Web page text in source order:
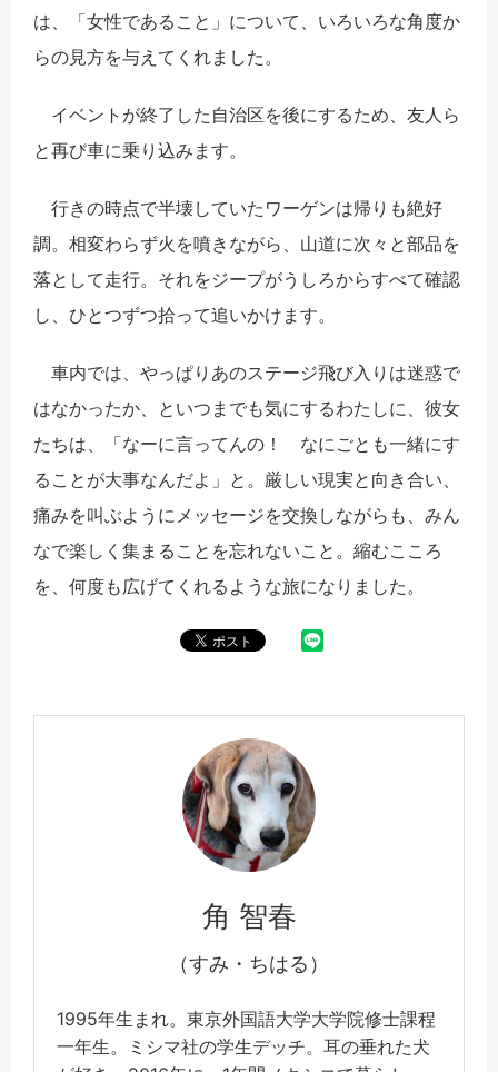
は、「女性であること」について、いろいろな角度か
らの見方を与えてくれました。
イベントが終了した自治区を後にするため、友人ら
と再び車に乗り込みます。
行きの時点で半壊していたワーゲンは帰りも絶好
調。相変わらず火を噴きながら、山道に次々と部品を
落として走行。それをジープがうしろからすべて確認
し、ひとつずつ拾って追いかけます。
車内では、やっぱりあのステージ飛び入りは迷惑で
はなかったか、といつまでも気にするわたしに、彼女
たちは、「なーに言ってんの！ なにごとも一緒にす
ることが大事なんだよ」と。厳しい現実と向き合い、
痛みを叫ぶようにメッセージを交換しながらも、みん
なで楽しく集まることを忘れないこと。縮むこころ
を、何度も広げてくれるような旅になりました。
角 智春
（すみ・ちはる）
1995年生まれ。東京外国語大学大学院修士課程
一年生。ミシマ社の学生デッチ。耳の垂れた犬